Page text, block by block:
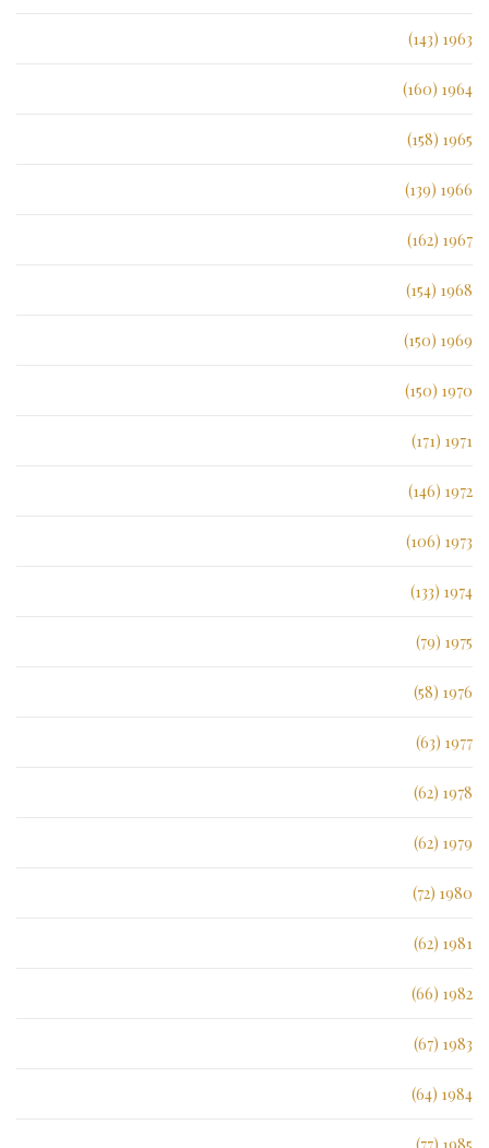
1963 (143)
1964 (160)
1965 (158)
1966 (139)
1967 (162)
1968 (154)
1969 (150)
1970 (150)
1971 (171)
1972 (146)
1973 (106)
1974 (133)
1975 (79)
1976 (58)
1977 (63)
1978 (62)
1979 (62)
1980 (72)
1981 (62)
1982 (66)
1983 (67)
1984 (64)